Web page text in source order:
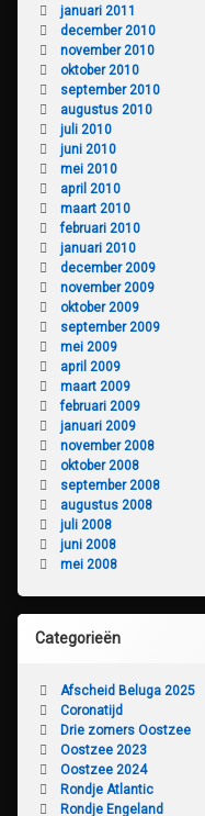
januari 2011
december 2010
november 2010
oktober 2010
september 2010
augustus 2010
juli 2010
juni 2010
mei 2010
april 2010
maart 2010
februari 2010
januari 2010
december 2009
november 2009
oktober 2009
september 2009
mei 2009
april 2009
maart 2009
februari 2009
januari 2009
november 2008
oktober 2008
september 2008
augustus 2008
juli 2008
juni 2008
mei 2008
Categorieën
Afscheid Beluga 2025
Coronatijd
Drie zomers Oostzee
Oostzee 2023
Oostzee 2024
Rondje Atlantic
Rondje Engeland